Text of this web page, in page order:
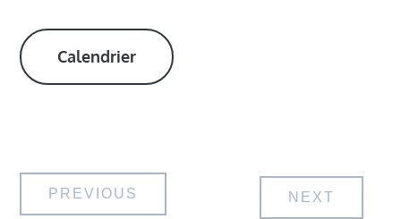
Calendrier
Navigation
PREVIOUS NEXT